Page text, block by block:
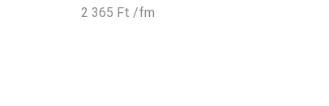
2 365 Ft /fm